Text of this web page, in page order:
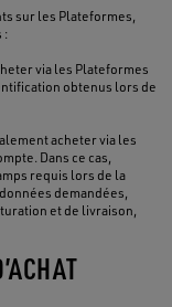
sur les Plateformes,
:
via les Plateformes
obtenus lors de
acheter via les
Dans ce cas,
requis lors de la
demandées,
et de livraison,